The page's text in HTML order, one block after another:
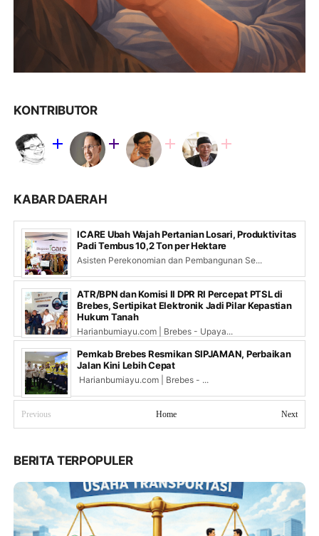
KONTRIBUTOR
KABAR DAERAH
ICARE Ubah Wajah Pertanian Losari, Produktivitas
Padi Tembus 10,2 Ton per Hektare
Asisten Perekonomian dan Pembangunan Se...
ATR/BPN dan Komisi II DPR RI Percepat PTSL di
Brebes, Sertipikat Elektronik Jadi Pilar Kepastian
Hukum Tanah
Harianbumiayu.com | Brebes - Upaya...
Pemkab Brebes Resmikan SIPJAMAN, Perbaikan
Jalan Kini Lebih Cepat
Harianbumiayu.com | Brebes - ...
Previous Next
Home
BERITA TERPOPULER